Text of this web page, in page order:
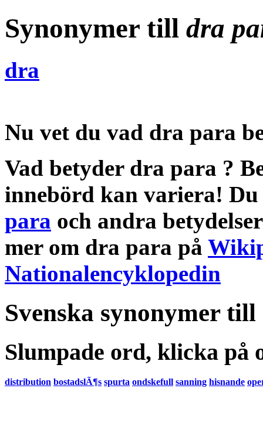
Synonymer till dra
dra
Nu vet du vad dra para
Vad betyder dra para ?
innebörd kan variera!
para och andra betydelser
mer om dra para på
Nationalencyklopedin
Svenska synonymer
Slumpade ord, klicka på
distribution bostadslÃ¶s spurta ondskefull sanning hisnande